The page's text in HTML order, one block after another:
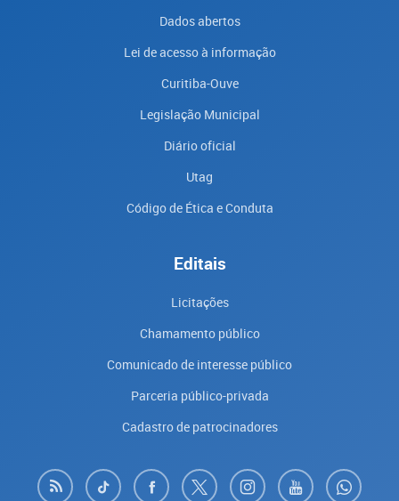
Dados abertos
Lei de acesso à informação
Curitiba-Ouve
Legislação Municipal
Diário oficial
Utag
Código de Ética e Conduta
Editais
Licitações
Chamamento público
Comunicado de interesse público
Parceria público-privada
Cadastro de patrocinadores